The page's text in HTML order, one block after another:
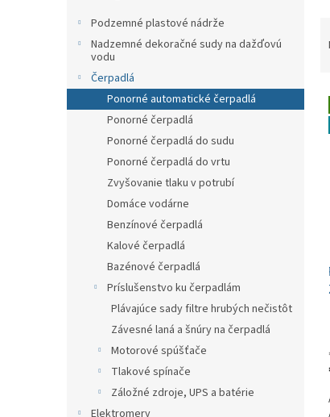
e
l
Podzemné plastové nádrže
Nadzemné dekoračné sudy na dažďovú
vodu
Čerpadlá
Ponorné automatické čerpadlá
Ponorné čerpadlá
Ponorné čerpadlá do sudu
Ponorné čerpadlá do vrtu
Zvyšovanie tlaku v potrubí
Domáce vodárne
Benzínové čerpadlá
Kalové čerpadlá
Bazénové čerpadlá
Príslušenstvo ku čerpadlám
Plávajúce sady filtre hrubých nečistôt
Závesné laná a šnúry na čerpadlá
Motorové spúšťače
Tlakové spínače
Záložné zdroje, UPS a batérie
Elektromery
nV
p